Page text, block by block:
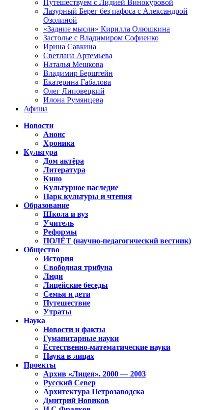
Путешествуем с Лидией Винокуровой
Лазурный Берег без пафоса с Александрой
Озолиной
«Задние мысли» Кирилла Олюшкина
Застолье с Владимиром Софиенко
Ирина Савкина
Светлана Артемьева
Наталья Мешкова
Владимир Берштейн
Екатерина Габалова
Олег Липовецкий
Илона Румянцева
Афиша
Новости
Анонс
Хроника
Культура
Дом актёра
Литература
Кино
Культурное наследие
Парк культуры и чтения
Образование
Школа и вуз
Учитель
Реформы
ПОЛЁТ (научно-педагогический вестник)
Общество
История
Свободная трибуна
Люди
Лицейские беседы
Семья и дети
Путешествие
Утраты
Наука
Новости и факты
Гуманитарные науки
Естественно-математические науки
Наука в лицах
Проекты
Архив «Лицея». 2000 — 2003
Русский Север
Архитектура Петрозаводска
Дмитрий Новиков